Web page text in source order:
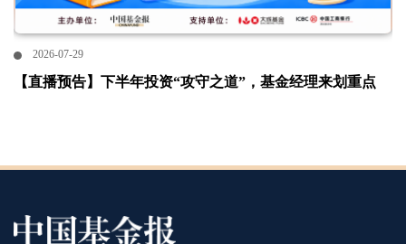
2026-07-29
【直播预告】下半年投资“攻守之道”，基金经理来划重点